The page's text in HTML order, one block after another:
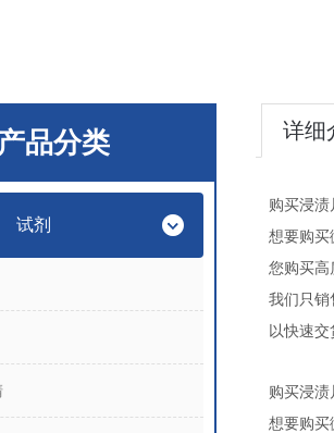
产品分类
试剂
详细
购买浸
想要购买
您购买高
我们只销
以快速
购买浸
想要购买